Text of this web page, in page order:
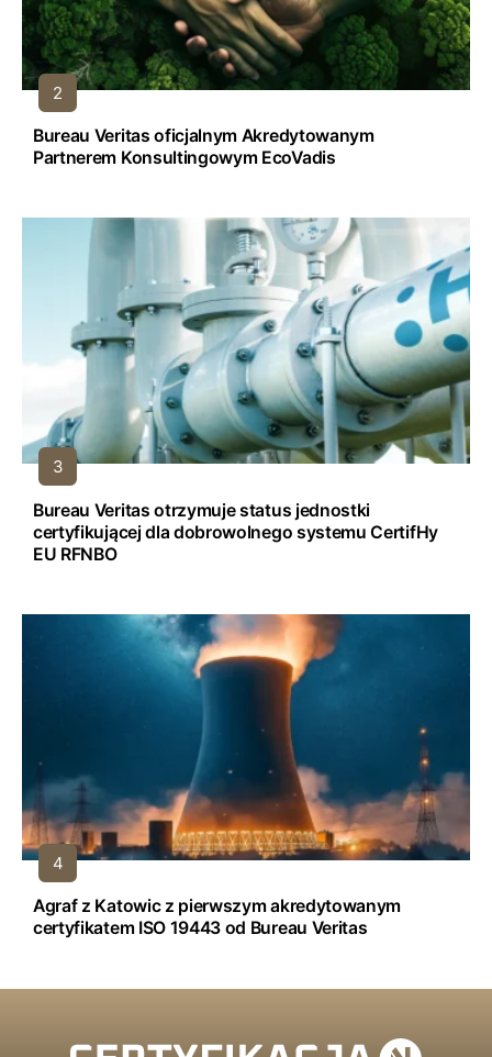
Bureau Veritas oficjalnym Akredytowanym
Partnerem Konsultingowym EcoVadis
Bureau Veritas otrzymuje status jednostki
certyfikującej dla dobrowolnego systemu CertifHy
EU RFNBO
Agraf z Katowic z pierwszym akredytowanym
certyfikatem ISO 19443 od Bureau Veritas